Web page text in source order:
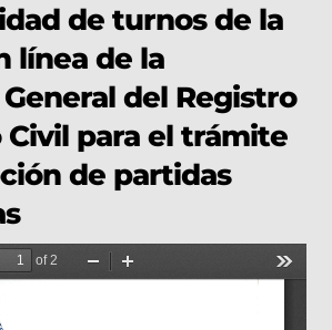
de turnos de la
línea de la
del Registro
Civil para el trámite
de partidas